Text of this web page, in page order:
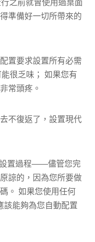
之前就曾使用過桌面
準備好一切所帶來的
置要求設置所有必需
很乏味； 如果您有
常頭疼。
不復返了，設置現代
設置過程——儘管您完
諒的，因為您所要做
。 如果您使用任何
該能夠為您自動配置